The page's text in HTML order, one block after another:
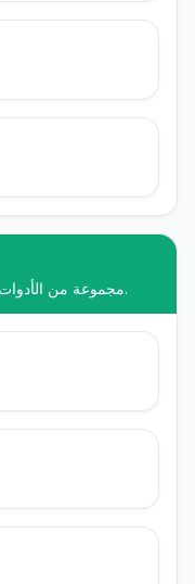
مجموعة من الأدوات المساعدة المفيدة للعمل مع القيم الثنائية.